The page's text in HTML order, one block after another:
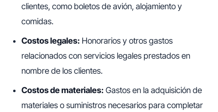
clientes, como boletos de avión, alojamiento y
comidas.
Costos legales: Honorarios y otros gastos
relacionados con servicios legales prestados en
nombre de los clientes.
Costos de materiales: Gastos en la adquisición de
materiales o suministros necesarios para completar